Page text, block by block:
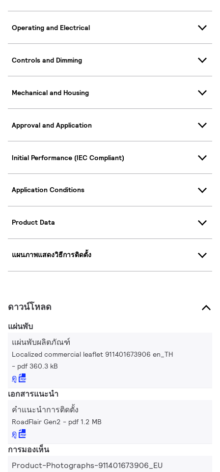
Operating and Electrical
Controls and Dimming
Mechanical and Housing
Approval and Application
Initial Performance (IEC Compliant)
Application Conditions
Product Data
แผนภาพแสดงวิธีการติดตั้ง
ดาวน์โหลด
แผ่นพับ
แผ่นพับผลิตภัณฑ์
Localized commercial leaflet 911401673906 en_TH
pdf 360.3 kB
ดู
เอกสารแนะนำ
คำแนะนำการติดตั้ง
RoadFlair Gen2 pdf 1.2 MB
ดู
การมองเห็น
Product-Photographs-911401673906_EU